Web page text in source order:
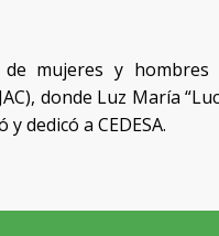
mujeres y
donde Luz María
dedicó a CEDESA.